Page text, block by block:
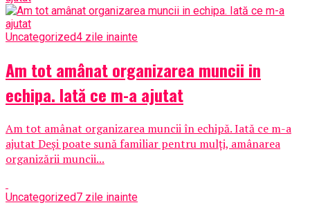
Uncategorized4 zile inainte
Am tot amânat organizarea muncii in
echipa. Iată ce m-a ajutat
Am tot amânat organizarea muncii în echipă. Iată ce m-a
ajutat Deși poate sună familiar pentru mulți, amânarea
organizării muncii...
Uncategorized7 zile inainte